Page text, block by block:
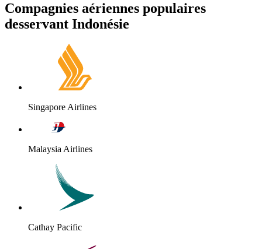
Compagnies aériennes populaires
desservant Indonésie
Singapore Airlines
Malaysia Airlines
Cathay Pacific